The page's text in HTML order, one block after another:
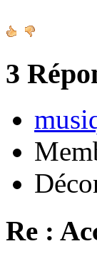
3
Re :